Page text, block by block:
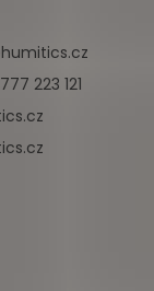
humitics.cz
223 121